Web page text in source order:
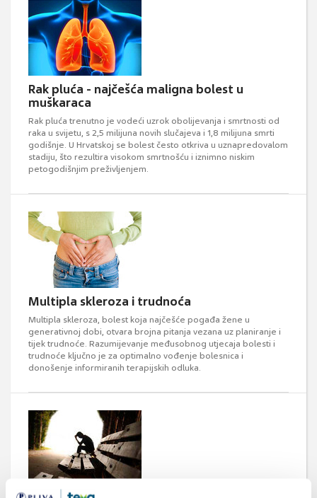
Rak pluća - najčešća maligna bolest u
muškaraca
Rak pluća trenutno je vodeći uzrok obolijevanja i smrtnosti od
raka u svijetu, s 2,5 milijuna novih slučajeva i 1,8 milijuna smrti
godišnje. U Hrvatskoj se bolest često otkriva u uznapredovalom
stadiju, što rezultira visokom smrtnošću i iznimno niskim
petogodišnjim preživljenjem.
Multipla skleroza i trudnoća
Multipla skleroza, bolest koja najčešće pogađa žene u
generativnoj dobi, otvara brojna pitanja vezana uz planiranje i
tijek trudnoće. Razumijevanje međusobnog utjecaja bolesti i
trudnoće ključno je za optimalno vođenje bolesnica i
donošenje informiranih terapijskih odluka.